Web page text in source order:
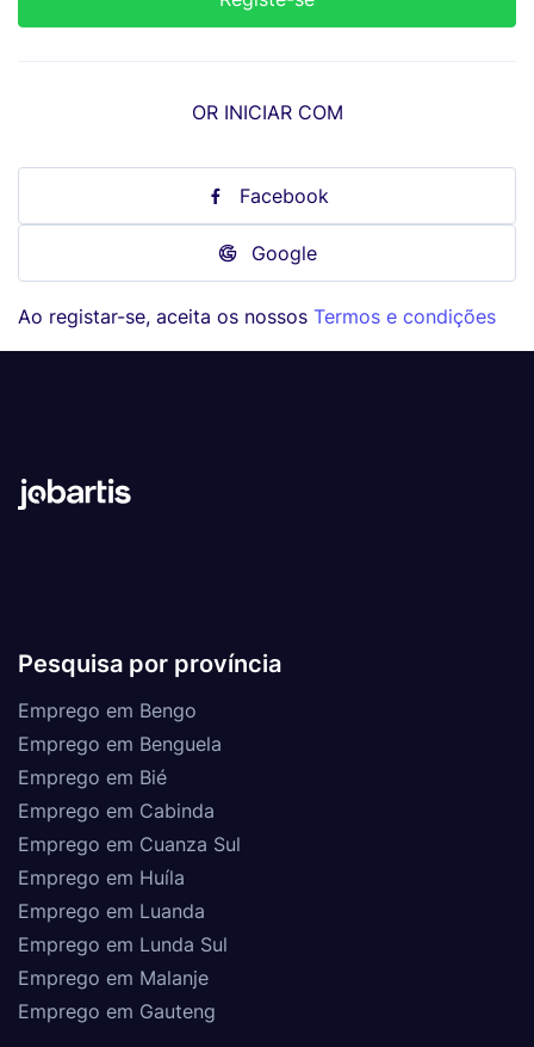
OR INICIAR COM
Facebook
Google
Ao registar-se, aceita os nossos Termos e condições
Pesquisa por província
Emprego em Bengo
Emprego em Benguela
Emprego em Bié
Emprego em Cabinda
Emprego em Cuanza Sul
Emprego em Huíla
Emprego em Luanda
Emprego em Lunda Sul
Emprego em Malanje
Emprego em Gauteng